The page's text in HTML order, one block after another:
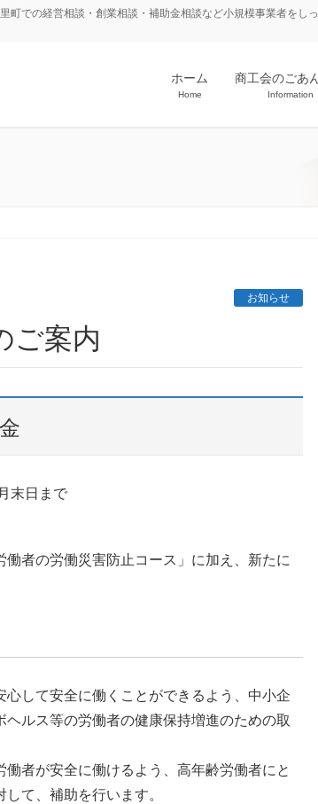
での経営相談・創業相談・補助金相談など小規模事業者をし
ホーム
Home
商工会のごあ
Information
お知らせ
ご案内
末日まで
働者の労働災害防止コース」に加え、新たに
して安全に働くことができるよう、中小企
ルス等の労働者の健康保持増進のための取
働者が安全に働けるよう、高年齢労働者にと
て、補助を行います。